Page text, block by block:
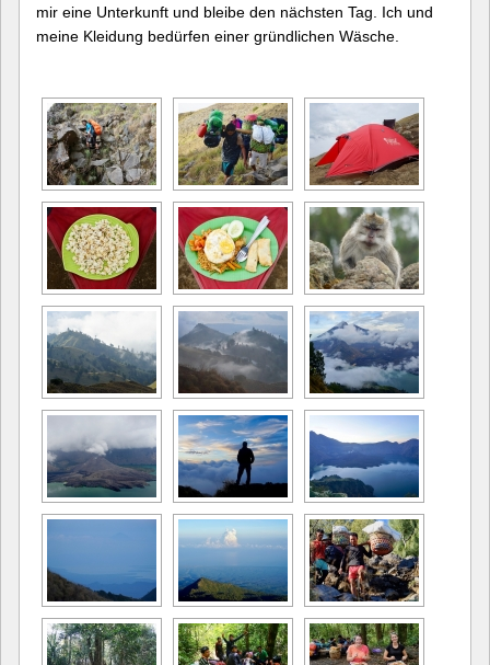
mir eine Unterkunft und bleibe den nächsten Tag. Ich und
meine Kleidung bedürfen einer gründlichen Wäsche.